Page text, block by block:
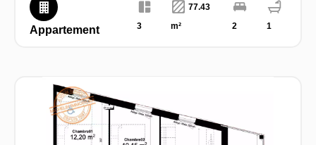
Appartement 3
77.43
m²
2 1